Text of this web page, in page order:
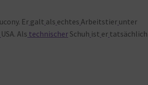
Ergalt als echtes Arbeitstier unter
USA. Als technischer Schuh ist er tatsächlich